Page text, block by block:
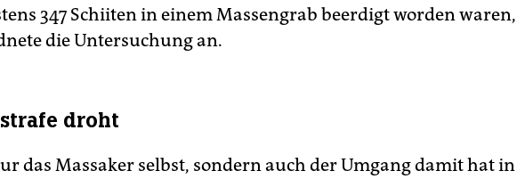
347 Schiiten in einem Massengrab beerdigt worden waren,
die Untersuchung an.
droht
das Massaker selbst, sondern auch der Umgang damit hat in